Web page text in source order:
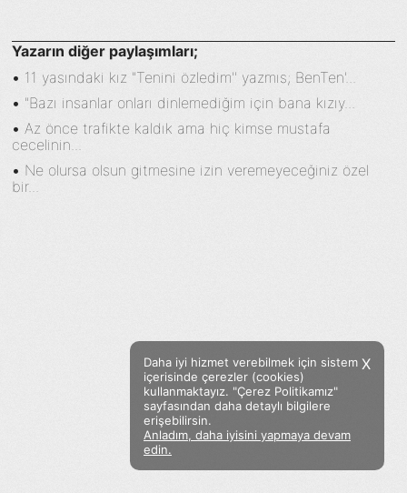
Facebook Twitter Instagram
Sözümoki © 2020 - V.8
Yazarın diğer paylaşımları;
• 11 yasındaki kız "Tenini özledim'' yazmıs; BenTen'...
• "Bazı insanlar onları dinlemediğim için bana kızıy...
•Az önce trafikte kaldık ama hiç kimse mustafa
cecelinin...
• Ne olursa olsun gitmesine izin veremeyeceğiniz özel
bir...
X
Daha iyi hizmet verebilmek için sistem
içerisinde çerezler (cookies)
kullanmaktayız. "Çerez Politikamız"
sayfasından daha detaylı bilgilere
erişebilirsin.
Anladım, daha iyisini yapmaya devam
edin.